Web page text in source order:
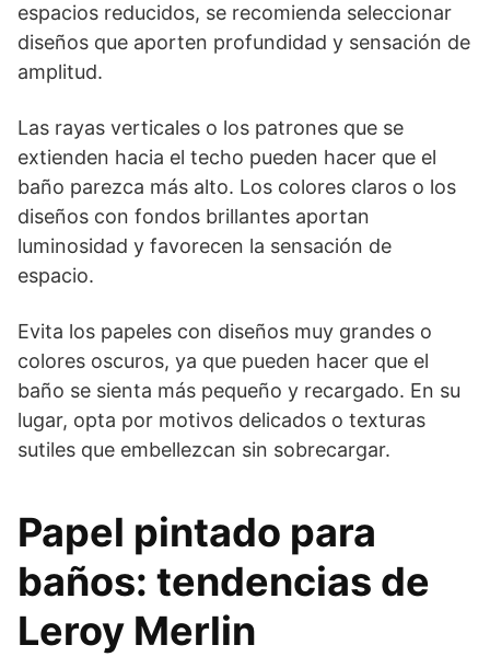
espacios reducidos, se recomienda seleccionar
diseños que aporten profundidad y sensación de
amplitud.
Las rayas verticales o los patrones que se
extienden hacia el techo pueden hacer que el
baño parezca más alto. Los colores claros o los
diseños con fondos brillantes aportan
luminosidad y favorecen la sensación de
espacio.
Evita los papeles con diseños muy grandes o
colores oscuros, ya que pueden hacer que el
baño se sienta más pequeño y recargado. En su
lugar, opta por motivos delicados o texturas
sutiles que embellezcan sin sobrecargar.
Papel pintado para
baños: tendencias de
Leroy Merlin